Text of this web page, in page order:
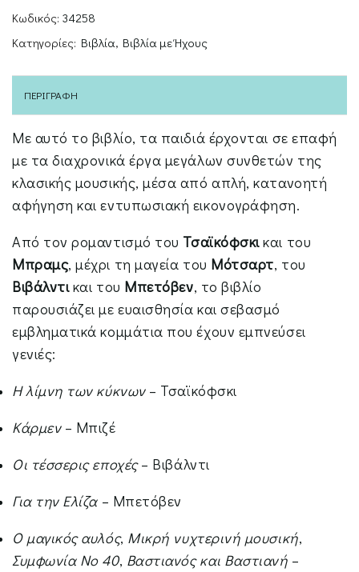
μου
πιάνο
ποσότητα
Κωδικός: 34258
Κατηγορίες: Βιβλία, Βιβλία με Ήχους
ΠΕΡΙΓΡΑΦΉ
Με αυτό το βιβλίο, τα παιδιά έρχονται σε επαφή
με τα διαχρονικά έργα μεγάλων συνθετών της
κλασικής μουσικής, μέσα από απλή, κατανοητή
αφήγηση και εντυπωσιακή εικονογράφηση.
Από τον ρομαντισμό του Τσαϊκόφσκικαι του
Μπραμς, μέχρι τη μαγεία του Μότσαρτ, του
Βιβάλντικαι του Μπετόβεν, το βιβλίο
παρουσιάζει με ευαισθησία και σεβασμό
εμβληματικά κομμάτια που έχουν εμπνεύσει
γενιές:
Η λίμνη των κύκνων– Τσαϊκόφσκι
Κάρμεν– Μπιζέ
Οι τέσσερις εποχές– Βιβάλντι
Για την Ελίζα – Μπετόβεν
Ο μαγικός αυλός, Μικρή νυχτερινή μουσική,
Συμφωνία Νο 40, Βαστιανός και Βαστιανή –